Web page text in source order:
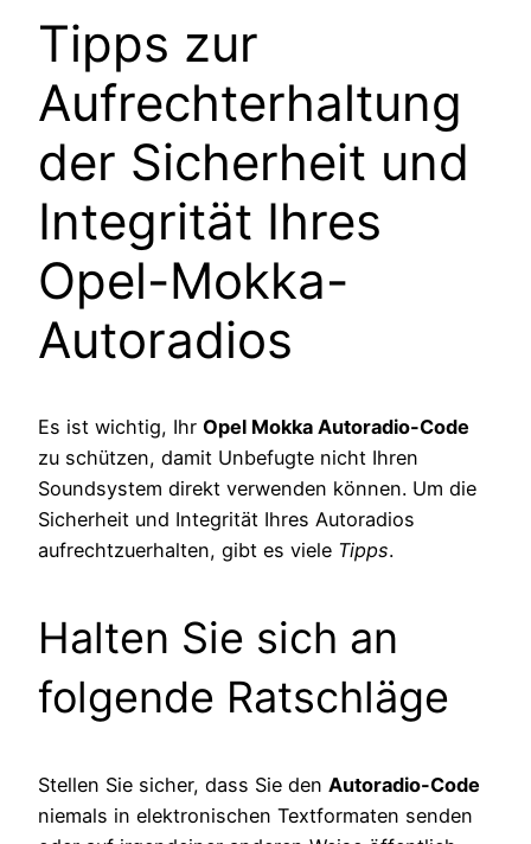
Tipps zur
Aufrechterhaltung
der Sicherheit und
Integrität Ihres
Opel-Mokka-
Autoradios
Es ist wichtig, Ihr Opel Mokka Autoradio-Code
zu schützen, damit Unbefugte nicht Ihren
Soundsystem direkt verwenden können. Um die
Sicherheit und Integrität Ihres Autoradios
aufrechtzuerhalten, gibt es viele Tipps.
Halten Sie sich an
folgende Ratschläge
Stellen Sie sicher, dass Sie den Autoradio-Code
niemals in elektronischen Textformaten senden